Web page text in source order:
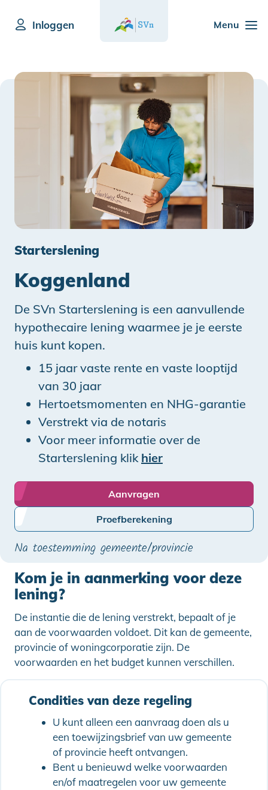
Menu
Inloggen
Starterslening
Koggenland
De SVn Starterslening is een aanvullende
hypothecaire lening waarmee je je eerste
huis kunt kopen.
15 jaar vaste rente en vaste looptijd
van 30 jaar
Hertoetsmomenten en NHG-garantie
Verstrekt via de notaris
Voor meer informatie over de
Starterslening klik hier
Aanvragen
Proefberekening
Na toestemming gemeente/provincie
Kom je in aanmerking voor deze
lening?
De instantie die de lening verstrekt, bepaalt of je
aan de voorwaarden voldoet. Dit kan de gemeente,
provincie of woningcorporatie zijn. De
voorwaarden en het budget kunnen verschillen.
Condities van deze regeling
U kunt alleen een aanvraag doen als u
een toewijzingsbrief van uw gemeente
of provincie heeft ontvangen.
Bent u benieuwd welke voorwaarden
en/of maatregelen voor uw gemeente